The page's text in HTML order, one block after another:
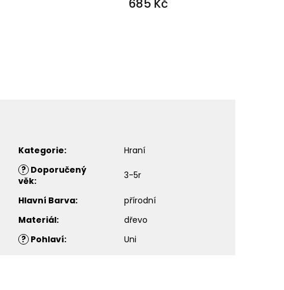
Kategorie:
Hraní
? Doporučený
věk: 3-5r
Hlavní Barva:
přírodní
Materiál:
dřevo
? Pohlaví: Uni